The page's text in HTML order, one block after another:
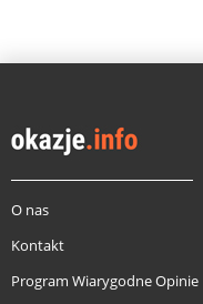
O nas
Kontakt
Program Wiarygodne Opinie